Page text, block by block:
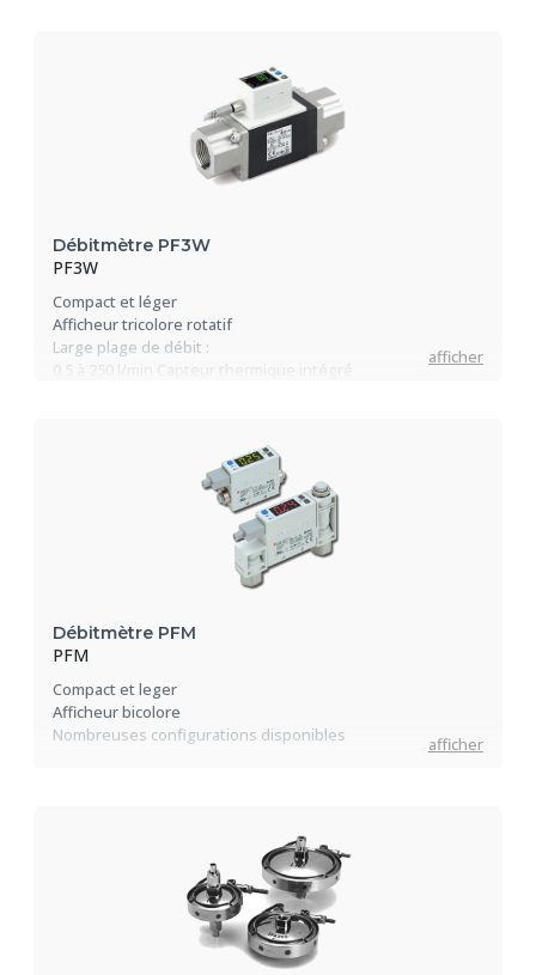
Débitmètre PF3W
PF3W
Compact et léger
Afficheur tricolore rotatif
Large plage de débit :
0.5 à 250 l/min Capteur thermique intégré
afficher
Débitmètre PFM
PFM
Compact et leger
Afficheur bicolore
Nombreuses configurations disponibles
afficher